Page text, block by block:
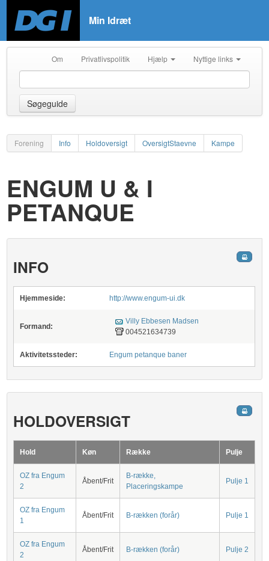
Min Idræt
Om Privatlivspolitik Hjælp Nyttige links
Søgeguide
Forening Info Holdoversigt OversigtStaevne Kampe
ENGUM U & I
PETANQUE
INFO
Hjemmeside: http://www.engum-ui.dk
Formand:
Villy Ebbesen Madsen
004521634739
Aktivitetssteder: Engum petanque baner
HOLDOVERSIGT
Hold Køn Række Pulje
OZ fra Engum
2
Åbent/Frit
B-række,
Placeringskampe
Pulje 1
OZ fra Engum
1
Åbent/Frit B-rækken (forår) Pulje 1
OZ fra Engum
2
Åbent/Frit B-rækken (forår) Pulje 2